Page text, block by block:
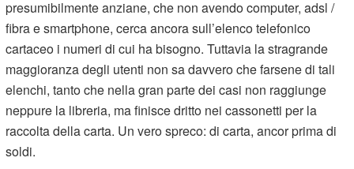
presumibilmente anziane, che non avendo computer, adsl /
fibra e smartphone, cerca ancora sull’elenco telefonico
cartaceo i numeri di cui ha bisogno. Tuttavia la stragrande
maggioranza degli utenti non sa davvero che farsene di tali
elenchi, tanto che nella gran parte dei casi non raggiunge
neppure la libreria, ma finisce dritto nei cassonetti per la
raccolta della carta. Un vero spreco: di carta, ancor prima di
soldi.